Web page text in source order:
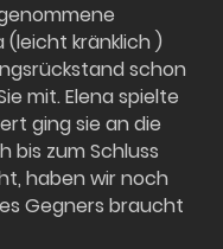
kränklich )
schon
mit. Elena spielte
ging sie an die
bis zum Schluss
haben wir noch
Gegners braucht